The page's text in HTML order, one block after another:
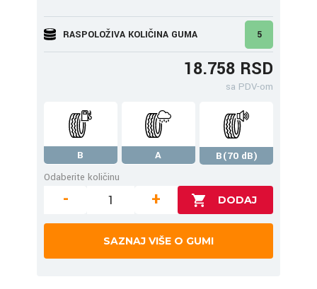
RASPOLOŽIVA KOLIČINA GUMA 5
18.758 RSD
sa PDV-om
B A
B(70 dB)
Odaberite količinu
- +
SAZNAJ VIŠE O GUMI